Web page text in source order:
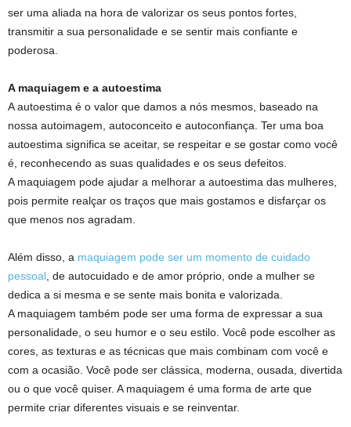
ser uma aliada na hora de valorizar os seus pontos fortes,
transmitir a sua personalidade e se sentir mais confiante e
poderosa.
A maquiagem e a autoestima
A autoestima é o valor que damos a nós mesmos, baseado na
nossa autoimagem, autoconceito e autoconfiança. Ter uma boa
autoestima significa se aceitar, se respeitar e se gostar como você
é, reconhecendo as suas qualidades e os seus defeitos.
A maquiagem pode ajudar a melhorar a autoestima das mulheres,
pois permite realçar os traços que mais gostamos e disfarçar os
que menos nos agradam.
Além disso, a maquiagem pode ser um momento de cuidado
pessoal, de autocuidado e de amor próprio, onde a mulher se
dedica a si mesma e se sente mais bonita e valorizada.
A maquiagem também pode ser uma forma de expressar a sua
personalidade, o seu humor e o seu estilo. Você pode escolher as
cores, as texturas e as técnicas que mais combinam com você e
com a ocasião. Você pode ser clássica, moderna, ousada, divertida
ou o que você quiser. A maquiagem é uma forma de arte que
permite criar diferentes visuais e se reinventar.